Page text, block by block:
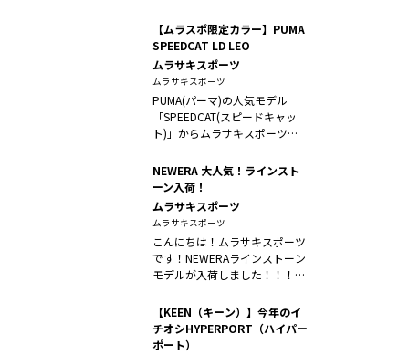
【ムラスポ限定カラー】PUMA
SPEEDCAT LD LEO
ムラサキスポーツ
ムラサキスポーツ
PUMA(パーマ)の人気モデル
「SPEEDCAT(スピードキャッ
ト)」からムラサキスポーツ限
NEWERA 大人気！ラインスト
ーン入荷！
ムラサキスポーツ
ムラサキスポーツ
こんにちは！ムラサキスポーツ
です！NEWERAラインストーン
モデルが入荷しました！！！完
【KEEN（キーン）】今年のイ
チオシHYPERPORT（ハイパー
ポート）